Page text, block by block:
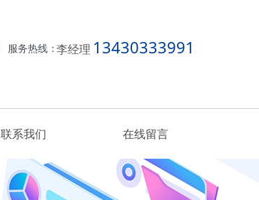
联系我们 在线留言
服务热线：李经理 13430333991